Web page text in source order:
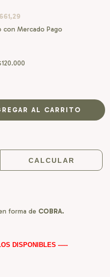
con Mercado Pago
CALCULAR
forma de COBRA.
DISPONIBLES -----